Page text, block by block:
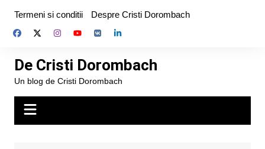
content
Termeni si conditii Despre Cristi Dorombach
De Cristi Dorombach
Un blog de Cristi Dorombach